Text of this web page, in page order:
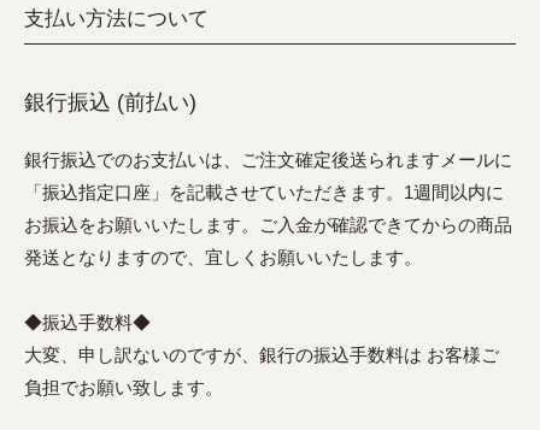
支払い方法について
銀行振込 (前払い)
銀行振込でのお支払いは、ご注文確定後送られますメールに
「振込指定口座」を記載させていただきます。1週間以内に
お振込をお願いいたします。ご入金が確認できてからの商品
発送となりますので、宜しくお願いいたします。
◆振込手数料◆
大変、申し訳ないのですが、銀行の振込手数料は お客様ご
負担でお願い致します。